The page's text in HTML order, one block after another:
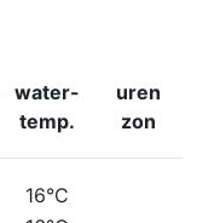
water-
temp.
uren
zon
16°C